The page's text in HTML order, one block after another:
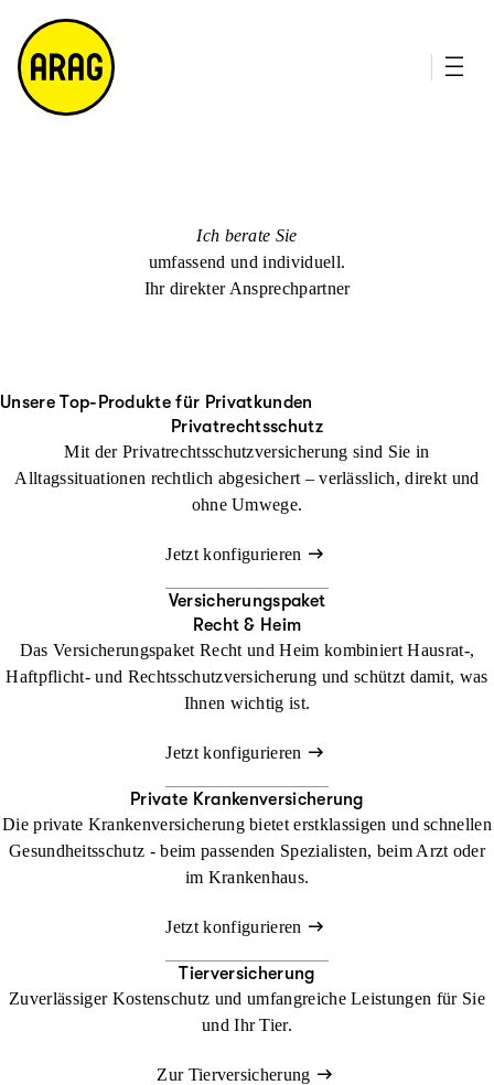
m
a
p
Ich berate Sie
umfassend und individuell.
Ihr direkter Ansprechpartner
Unsere Top-Produkte für Privatkunden
Privatrechtsschutz
Mit der Privatrechtsschutzversicherung sind Sie in
Alltagssituationen rechtlich abgesichert – verlässlich, direkt und
ohne Umwege.
Jetzt konfigurieren
Versicherungspaket
Recht & Heim
Das Versicherungspaket Recht und Heim kombiniert Hausrat-,
Haftpflicht- und Rechtsschutzversicherung und schützt damit, was
Ihnen wichtig ist.
Jetzt konfigurieren
Private Krankenversicherung
Die private Krankenversicherung bietet erstklassigen und schnellen
Gesundheitsschutz - beim passenden Spezialisten, beim Arzt oder
im Krankenhaus.
Jetzt konfigurieren
Tierversicherung
Zuverlässiger Kostenschutz und umfangreiche Leistungen für Sie
und Ihr Tier.
Zur Tierversicherung